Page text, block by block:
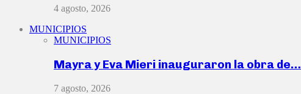
4 agosto, 2026
MUNICIPIOS
MUNICIPIOS
Mayra y Eva Mieri inauguraron la obra de…
7 agosto, 2026